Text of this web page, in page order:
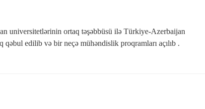
universitetlərinin ortaq təşəbbüsü ilə Türkiye-Azerbaijan
edilib və bir neçə mühəndislik proqramları açılıb .